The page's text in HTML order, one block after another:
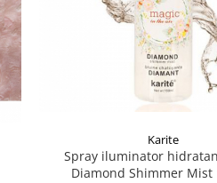
Karite
Spray iluminator
Diamond Shimmer Mist